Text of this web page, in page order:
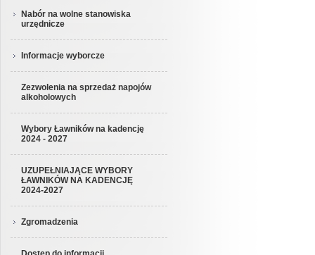
Nabór na wolne stanowiska
urzędnicze
Informacje wyborcze
Zezwolenia na sprzedaż napojów
alkoholowych
Wybory Ławników na kadencję
2024 - 2027
UZUPEŁNIAJĄCE WYBORY
ŁAWNIKÓW NA KADENCJĘ
2024-2027
Zgromadzenia